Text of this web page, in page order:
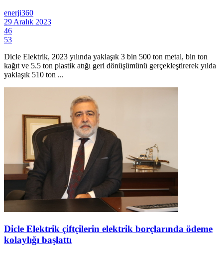
enerji360
29 Aralık 2023
46
53
Dicle Elektrik, 2023 yılında yaklaşık 3 bin 500 ton metal, bin ton
kağıt ve 5.5 ton plastik atığı geri dönüşümünü gerçekleştirerek yılda
yaklaşık 510 ton ...
Dicle Elektrik çiftçilerin elektrik borçlarında ödeme
kolaylığı başlattı